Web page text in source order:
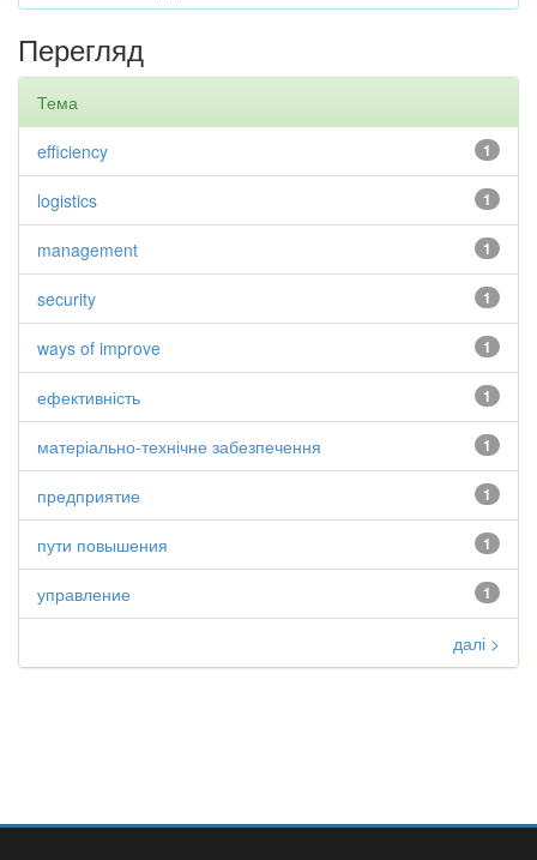
Перегляд
Тема
1
efficiency
1
logistics
1
management
1
security
1
ways of improve
1
ефективність
1
матеріально-технічне забезпечення
1
предприятие
1
пути повышения
1
управление
далі >